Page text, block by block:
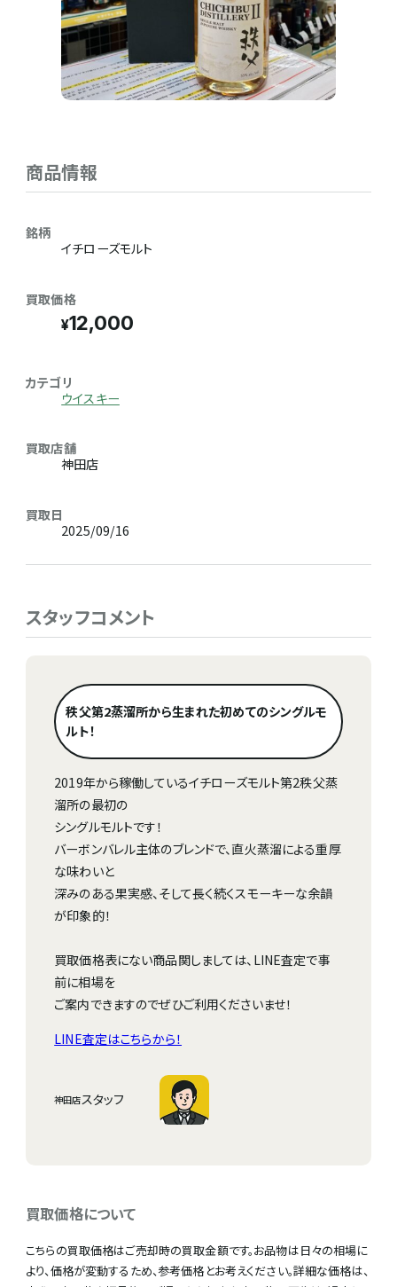
商品情報
銘柄
イチローズモルト
買取価格
12,000
カテゴリ
ウイスキー
買取店舗
神田店
買取日
2025/09/16
スタッフコメント
秩父第2蒸溜所から生まれた初めてのシングルモ
ルト！
2019年から稼働しているイチローズモルト第2秩父蒸
溜所の最初の
シングルモルトです！
バーボンバレル主体のブレンドで、直火蒸溜による重厚
な味わいと
深みのある果実感、そして長く続くスモーキーな余韻
が印象的！
買取価格表にない商品関しましては、LINE査定で事
前に相場を
ご案内できますのでぜひご利用くださいませ！
LINE査定はこちらから！
神田店スタッフ
買取価格について
こちらの買取価格はご売却時の買取金額です。お品物は日々の相場に
より、価格が変動するため、参考価格とお考えください。詳細な価格は、